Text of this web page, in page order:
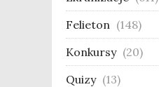
Felieton (148)
Konkursy (20)
Quizy (13)